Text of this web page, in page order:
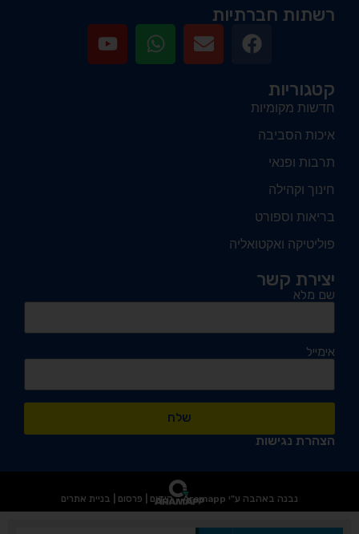
רשתות חברתיות
קטגוריות
חדשות מקומיות
איכות הסביבה
תרבות ופנאי
חינוך וקהילה
בריאות וספורט
פוליטיקה ואקטואליה
יצירת קשר
שם מלא
אימייל
שלח
הצהרת נגישות
נבנה באהבה ע"י Aramapp - קידום | פרסום | בניית אתרים